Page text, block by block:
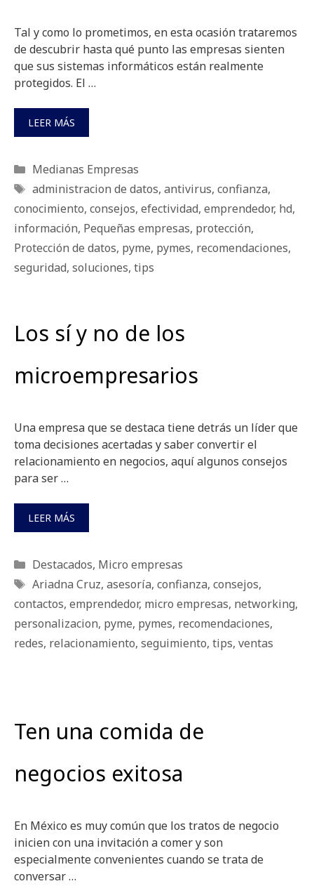
Tal y como lo prometimos, en esta ocasión trataremos
de descubrir hasta qué punto las empresas sienten
que sus sistemas informáticos están realmente
protegidos. El …
LEER MÁS
Categorías
Medianas Empresas
Etiquetas
administracion de datos, antivirus, confianza,
conocimiento, consejos, efectividad, emprendedor, hd,
información, Pequeñas empresas, protección,
Protección de datos, pyme, pymes, recomendaciones,
seguridad, soluciones, tips
Los sí y no de los
microempresarios
Una empresa que se destaca tiene detrás un líder que
toma decisiones acertadas y saber convertir el
relacionamiento en negocios, aquí algunos consejos
para ser …
LEER MÁS
Categorías
Destacados, Micro empresas
Etiquetas
Ariadna Cruz, asesoría, confianza, consejos,
contactos, emprendedor, micro empresas, networking,
personalizacion, pyme, pymes, recomendaciones,
redes, relacionamiento, seguimiento, tips, ventas
Ten una comida de
negocios exitosa
En México es muy común que los tratos de negocio
inicien con una invitación a comer y son
especialmente convenientes cuando se trata de
conversar …